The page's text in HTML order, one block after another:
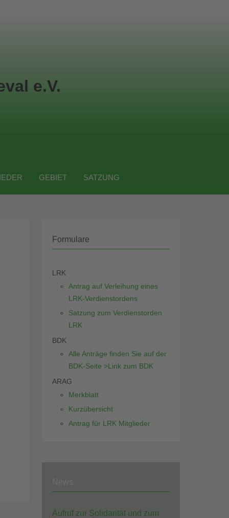
e.V.
GEBIET SATZUNG
Formulare
LRK
Antrag auf Verleihung eines
LRK-Verdienstordens
Satzung zum Verdienstorden
LRK
BDK
Alle Anträge finden Sie auf der
BDK-Seite >Link zum BDK
ARAG
Merkblatt
Kurzübersicht
Antrag für LRK Mitglieder
Aufruf zur Solidarität und zum